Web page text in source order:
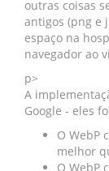
outras coisas
antigos (png e
espaço na
navegador ao
p>
A
Google - eles
O WebP
melhor
O WebP